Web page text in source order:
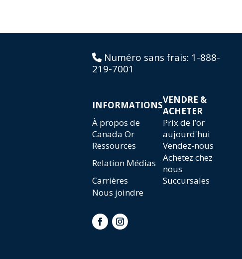
Numéro sans frais: 1-888-
219-7001
INFORMATIONSVENDRE &
ACHETER
À propos de
Canada Or
Prix de l’or
aujourd'hui
Ressources
Vendez-nous
Relation Médias
Achetez chez
nous
Carrières
Succursales
Nous joindre